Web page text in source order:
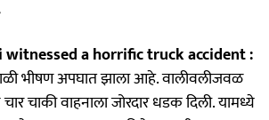
witnessed a horrific truck accident :
भीषण अपघात झाला आहे. वालीवलीजवळ
चाकी वाहनाला जोरदार धडक दिली. यामध्ये